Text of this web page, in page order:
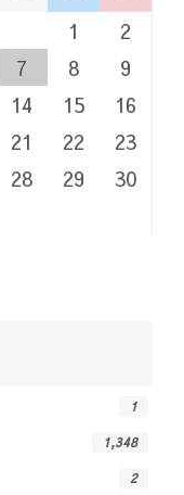
1
2
7 8
9
14 15
16
21 22
23
28 29
30
1
1,348
2